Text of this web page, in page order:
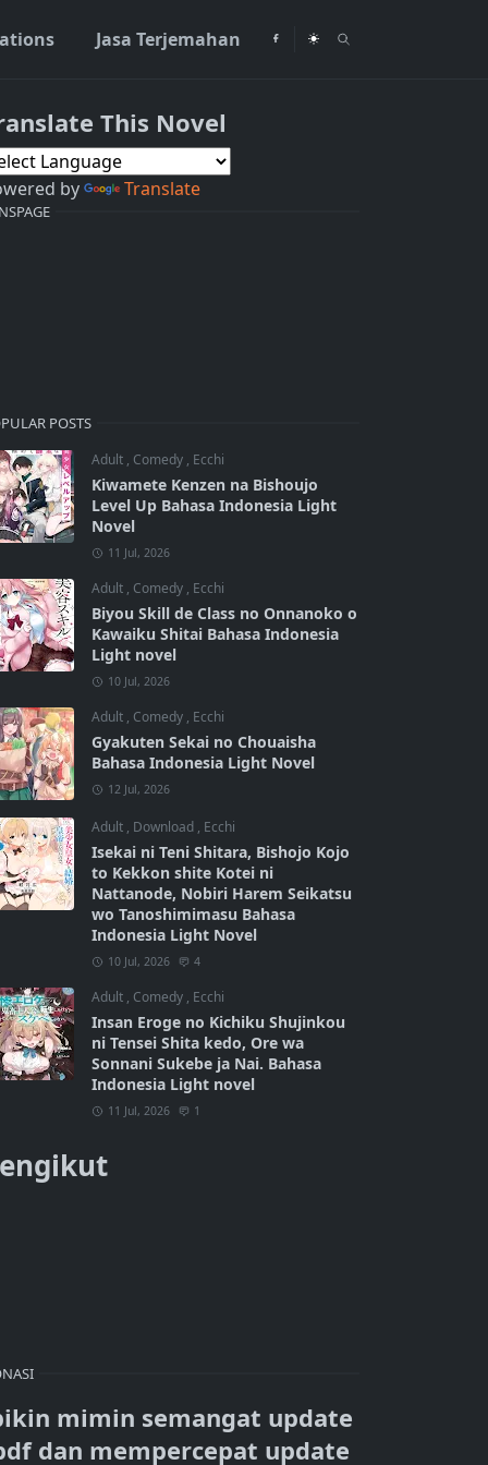
Jasa Terjemahan
This Novel
by Translate
POSTS
Adult , Comedy , Ecchi
Kiwamete Kenzen na Bishoujo
Level Up Bahasa Indonesia Light
Novel
11 Jul, 2026
Adult , Comedy , Ecchi
Biyou Skill de Class no Onnanoko o
Kawaiku Shitai Bahasa Indonesia
Light novel
10 Jul, 2026
Adult , Comedy , Ecchi
Gyakuten Sekai no Chouaisha
Bahasa Indonesia Light Novel
12 Jul, 2026
Adult , Download , Ecchi
Isekai ni Teni Shitara, Bishojo Kojo
to Kekkon shite Kotei ni
Nattanode, Nobiri Harem Seikatsu
wo Tanoshimimasu Bahasa
Indonesia Light Novel
10 Jul, 2026 4
Adult , Comedy , Ecchi
Insan Eroge no Kichiku Shujinkou
ni Tensei Shita kedo, Ore wa
Sonnani Sukebe ja Nai. Bahasa
Indonesia Light novel
11 Jul, 2026 1
mimin semangat update
dan mempercepat update